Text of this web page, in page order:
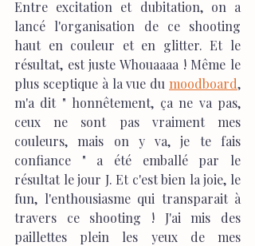
Entre excitation et dubitation, on a
lancé l'organisation de ce shooting
haut en couleur et en glitter. Et le
résultat, est juste Whouaaaa ! Même le
plus sceptique à la vue du moodboard,
m'a dit " honnêtement, ça ne va pas,
ceux ne sont pas vraiment mes
couleurs, mais on y va, je te fais
confiance " a été emballé par le
résultat le jour J. Et c'est bien la joie, le
fun, l'enthousiasme qui transparait à
travers ce shooting ! J'ai mis des
paillettes plein les yeux de mes